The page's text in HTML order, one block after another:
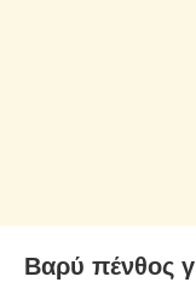
Βαρύ πένθος